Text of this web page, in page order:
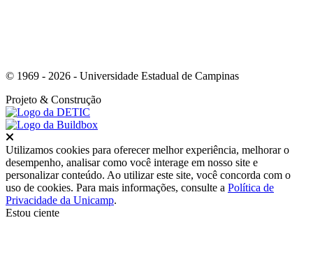
© 1969 - 2026 - Universidade Estadual de Campinas
Projeto & Construção
Utilizamos cookies para oferecer melhor experiência, melhorar o
desempenho, analisar como você interage em nosso site e
personalizar conteúdo. Ao utilizar este site, você concorda com o
uso de cookies. Para mais informações, consulte a Política de
Privacidade da Unicamp.
Estou ciente